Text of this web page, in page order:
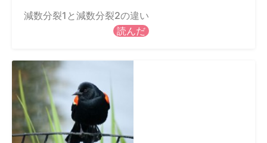
減数分裂1と減数分裂2の違い
読んだ